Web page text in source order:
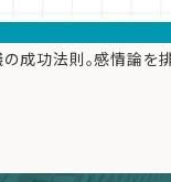
成功法則。感情論